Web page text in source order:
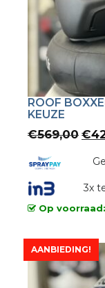
ROOF
KEUZE
€569,00
was:
€
3x
Op
AANBIEDING!